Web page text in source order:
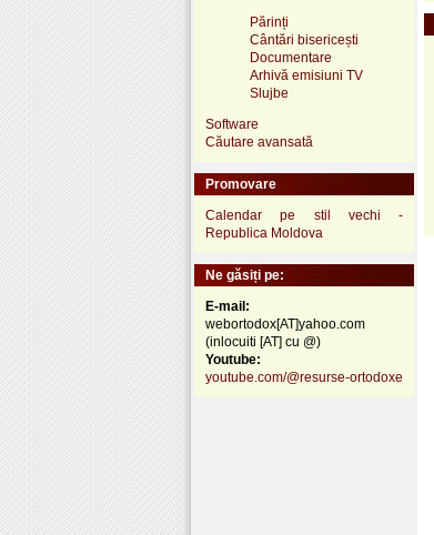
Părinți
Cântări bisericești
Documentare
Arhivă emisiuni TV
Slujbe
Software
Căutare avansată
Promovare
Calendar pe stil vechi -
Republica Moldova
Ne găsiți pe:
E-mail:
webortodox[AT]yahoo.com
(inlocuiti [AT] cu @)
Youtube:
youtube.com/@resurse-ortodoxe